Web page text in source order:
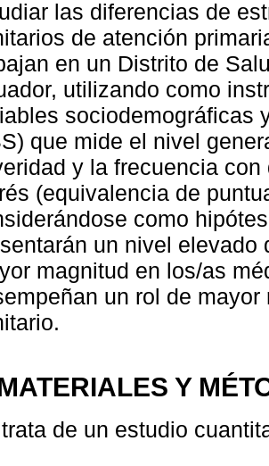
las diferencias de
de atención
en un Distrito de
utilizando como
sociodemográficas
que mide el nivel
y la frecuencia
(equivalencia de
como
un nivel
magnitud en los/as
un rol de
Y
de un estudio